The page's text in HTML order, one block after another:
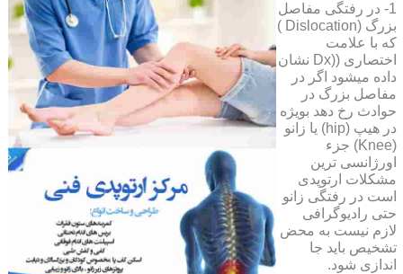
1- در رفتگی مفاصل
بزرگ (Dislocation )
که با علامت
اختصاری ((Dx نشان
داده میشود اگر در
مفاصل بزرگ در
حوادث رخ دهد بویژه
در هیپ (hip) یا زانو
(Knee) جزء
اورژانسی ترین
مشکلات ارتوپدی
است در رفتگی زانو
حتی رادیوگرافی
لازم نیست به محض
تشخیص باید جا
اندازی شود.